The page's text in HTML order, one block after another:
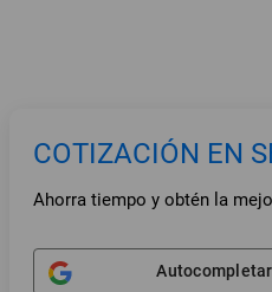
COTIZACIÓN EN
Ahorra tiempo y obtén la